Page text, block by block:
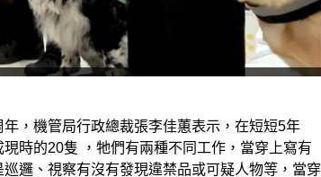
年，機管局行政總裁張李佳蕙表示，在短短5年
時的20隻 ，牠們有兩種不同工作，當穿上寫有
邏、視察有沒有發現違禁品或可疑人物等，當穿